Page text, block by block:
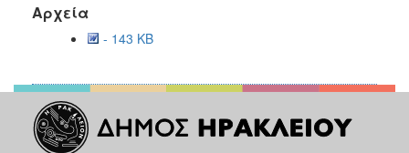
Αρχεία
- 143 KB